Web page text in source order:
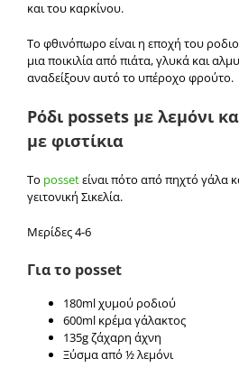
και του καρκίνου.
Το φθινόπωρο είναι η εποχή του
μια ποικιλία από πιάτα, γλυκά και
αναδείξουν αυτό το υπέροχο φρούτο.
Ρόδι possets με λεμόνι
με φιστίκια
To possetείναι πότο από πηχτό γάλα
γειτονική Σικελία.
Μερίδες 4-6
Για το posset
180ml χυμού ροδιού
600ml κρέμα γάλακτος
135g ζάχαρη άχνη
Ξύσμα από ½ λεμόνι